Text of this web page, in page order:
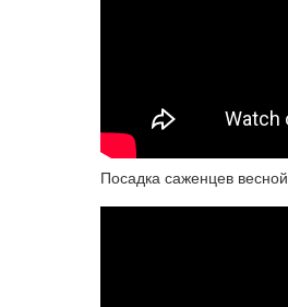
Посадка саженцев весной